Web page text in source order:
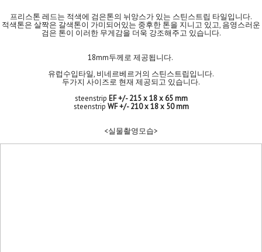
프리스톤 레드는 적색에 검은톤의 뉘앙스가 있는 스틴스트립 타일입니다.
적색톤은 살짝은 갈색톤이 가미되어있는 중후한 톤을 지니고 있고, 음영스러운
검은 톤이 이러한 무게감을 더욱 강조해주고 있습니다.
18mm두께로 제공됩니다.
유럽수입타일, 비네르베르거의 스틴스트립입니다.
두가지 사이즈로 현재 제공되고 있습니다.
steenstrip EF +/- 215 x 18 x 65 mm
steenstrip WF +/- 210 x 18 x 50 mm
<실물촬영모습>